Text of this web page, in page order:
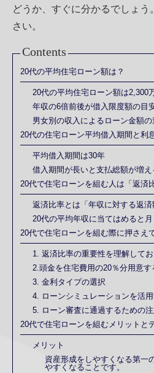
どうか、すぐに分かるでしょ
さい。
Contents
20代の平均住宅ローン額は？
20代の平均住宅ローン額は2,300
年収の6倍前後が借入限度額の目
男女別の収入によるローン金額の
20代の住宅ローン平均借入期間と利
平均借入期間は30年
借入期間が長いと支払総額が増え
20代で住宅ローンを組む人は「返済
返済比率とは「年収に対する返済
20代の平均年収に当てはめると
20代で住宅ローンを組む際に押さえ
1. 返済比率の重要性を理解してお
2.頭金を住宅費用の20％分用意す
3. 金利タイプの選択
4. ローンシミュレーションを活
5. ローン審査に通過するための
20代で住宅ローンを組むメリットと
メリット
資産形成をしやすくなる第一
やすくなることです。